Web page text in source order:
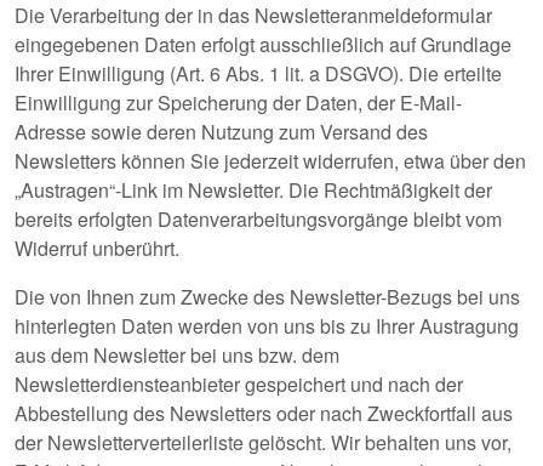
Die Verarbeitung der in das Newsletteranmeldeformular
eingegebenen Daten erfolgt ausschließlich auf Grundlage
Ihrer Einwilligung (Art. 6 Abs. 1 lit. a DSGVO). Die erteilte
Einwilligung zur Speicherung der Daten, der E-Mail-
Adresse sowie deren Nutzung zum Versand des
Newsletters können Sie jederzeit widerrufen, etwa über den
„Austragen“-Link im Newsletter. Die Rechtmäßigkeit der
bereits erfolgten Datenverarbeitungsvorgänge bleibt vom
Widerruf unberührt.
Die von Ihnen zum Zwecke des Newsletter-Bezugs bei uns
hinterlegten Daten werden von uns bis zu Ihrer Austragung
aus dem Newsletter bei uns bzw. dem
Newsletterdiensteanbieter gespeichert und nach der
Abbestellung des Newsletters oder nach Zweckfortfall aus
der Newsletterverteilerliste gelöscht. Wir behalten uns vor,